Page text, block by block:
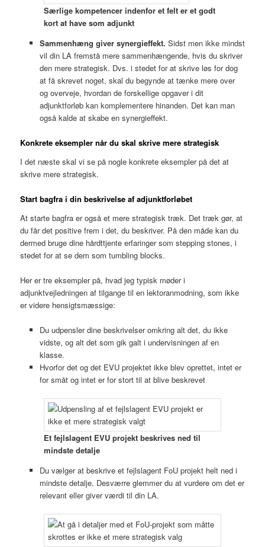
Særlige kompetencer indenfor et felt er et godt
kort at have som adjunkt
Sammenhæng giver synergieffekt. Sidst men ikke mindst
vil din LA fremstå mere sammenhængende, hvis du skriver
den mere strategisk. Dvs. i stedet for at skrive løs for dog
at få skrevet noget, skal du begynde at tænke mere over
og overveje, hvordan de forskellige opgaver i dit
adjunktforløb kan komplementere hinanden. Det kan man
også kalde at skabe en synergieffekt.
Konkrete eksempler når du skal skrive mere strategisk
I det næste skal vi se på nogle konkrete eksempler på det at
skrive mere strategisk.
Start bagfra i din beskrivelse af adjunktforløbet
At starte bagfra er også et mere strategisk træk. Det træk gør, at
du får det positive frem i det, du beskriver. På den måde kan du
dermed bruge dine hårdttjente erfaringer som stepping stones, i
stedet for at se dem som tumbling blocks.
Her er tre eksempler på, hvad jeg typisk møder i
adjunktvejledningen af tilgange til en lektoranmodning, som ikke
er videre hensigtsmæssige:
Du udpensler dine beskrivelser omkring alt det, du ikke
vidste, og alt det som gik galt i undervisningen af en
klasse.
Hvorfor det og det EVU projektet ikke blev oprettet, intet er
for småt og intet er for stort til at blive beskrevet
Et fejlslagent EVU projekt beskrives ned til
mindste detalje
Du vælger at beskrive et fejlslagent FoU projekt helt ned i
mindste detalje. Desværre glemmer du at vurdere om det er
relevant eller giver værdi til din LA.